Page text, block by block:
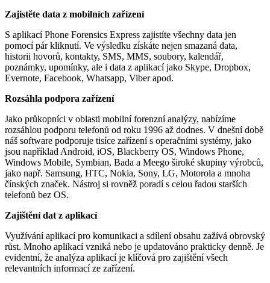
Zajistěte data z mobilních zařízení
S aplikací Phone Forensics Express zajistíte všechny data jen
pomocí pár kliknutí. Ve výsledku získáte nejen smazaná data,
historii hovorů, kontakty, SMS, MMS, soubory, kalendář,
poznámky, upomínky, ale i data z aplikací jako Skype, Dropbox,
Evernote, Facebook, Whatsapp, Viber apod.
Rozsáhla podpora zařízení
Jako průkopníci v oblasti mobilní forenzní analýzy, nabízíme
rozsáhlou podporu telefonů od roku 1996 až dodnes. V dnešní době
náš software podporuje tisíce zařízení s operačními systémy, jako
jsou například Android, iOS, Blackberry OS, Windows Phone,
Windows Mobile, Symbian, Bada a Meego široké skupiny výrobců,
jako např. Samsung, HTC, Nokia, Sony, LG, Motorola a mnoha
čínských značek. Nástroj si rovněž poradí s celou řadou starších
telefonů bez OS.
Zajištění dat z aplikací
Využívání aplikací pro komunikaci a sdílení obsahu zažívá obrovský
růst. Mnoho aplikací vzniká nebo je updatováno prakticky denně. Je
evidentní, že analýza aplikací je klíčová pro zajištění všech
relevantních informací ze zařízení.